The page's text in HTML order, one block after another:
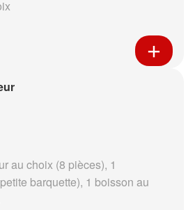
au choix (8 pièces), 1
barquette), 1 boisson au